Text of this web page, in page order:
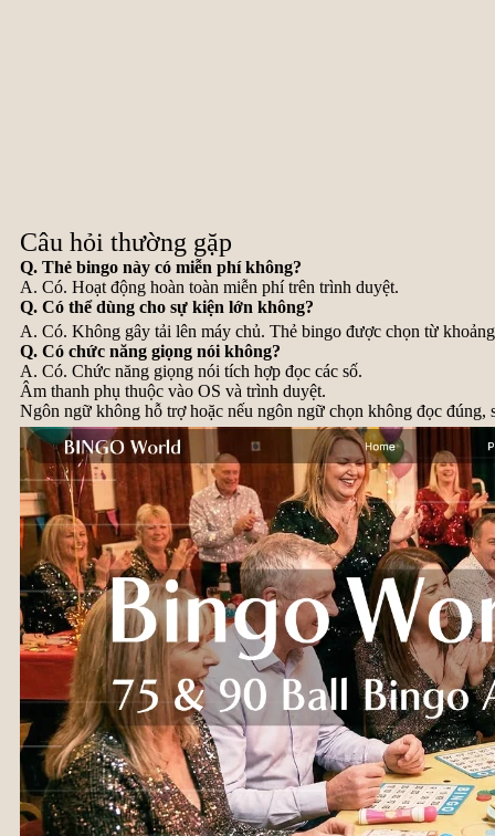
Câu hỏi thường gặp
Q. Thẻ bingo này có miễn phí không?
A. Có. Hoạt động hoàn toàn miễn phí trên trình duyệt.
Q. Có thể dùng cho sự kiện lớn không?
A. Có. Không gây tải lên máy chủ. Thẻ bingo được chọn từ
Q. Có chức năng giọng nói không?
A. Có. Chức năng giọng nói tích hợp đọc các số.
Âm thanh phụ thuộc vào OS và trình duyệt.
Ngôn ngữ không hỗ trợ hoặc nếu ngôn ngữ chọn không đọc đúng,